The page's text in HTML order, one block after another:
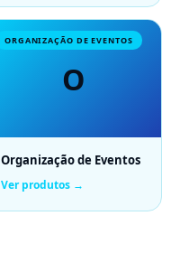
O
ORGANIZAÇÃO DE EVENTOS
Organização de Eventos
Ver produtos →